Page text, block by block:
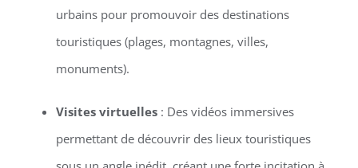
urbains pour promouvoir des destinations
touristiques (plages, montagnes, villes,
monuments).
Visites virtuelles: Des vidéos immersives
permettant de découvrir des lieux touristiques